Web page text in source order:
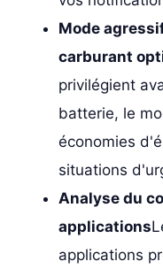
Mode
carburant
privilégient
batterie, le
économies
situations
Analyse du
applications
applications